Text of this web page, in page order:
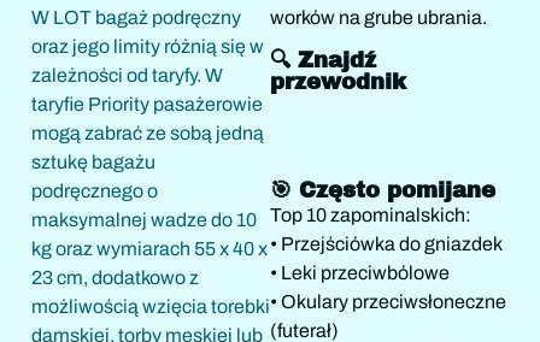
W LOT bagaż podręczny
oraz jego limity różnią się w
zależności od taryfy. W
taryfie Priority pasażerowie
mogą zabrać ze sobą jedną
sztukę bagażu
podręcznego o
maksymalnej wadze do 10
kg oraz wymiarach 55 x 40 x
23 cm, dodatkowo z
możliwością wzięcia torebki
damskiej, torby męskiej lub
worków na grube ubrania.
🔍 Znajdź
przewodnik
🎯 Często pomijane
Top 10 zapominalskich:
• Przejściówka do gniazdek
• Leki przeciwbólowe
• Okulary przeciwsłoneczne
(futerał)